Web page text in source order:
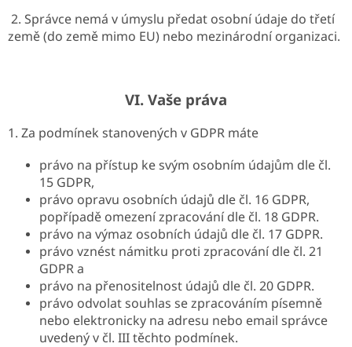
2. Správce nemá v úmyslu předat osobní údaje do třetí
země (do země mimo EU) nebo mezinárodní organizaci.
VI. Vaše práva
1. Za podmínek stanovených v GDPR máte
právo na přístup ke svým osobním údajům dle čl.
15 GDPR,
právo opravu osobních údajů dle čl. 16 GDPR,
popřípadě omezení zpracování dle čl. 18 GDPR.
právo na výmaz osobních údajů dle čl. 17 GDPR.
právo vznést námitku proti zpracování dle čl. 21
GDPR a
právo na přenositelnost údajů dle čl. 20 GDPR.
právo odvolat souhlas se zpracováním písemně
nebo elektronicky na adresu nebo email správce
uvedený v čl. III těchto podmínek.